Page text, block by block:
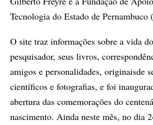
Tecnologia do Estado de Pernambuco
O site traz informações sobre a vida
pesquisador, seus livros,
amigos e personalidades, originaisde
científicos e fotografias, e foi
abertura das comemorações do
nascimento. Ainda neste mês, no dia